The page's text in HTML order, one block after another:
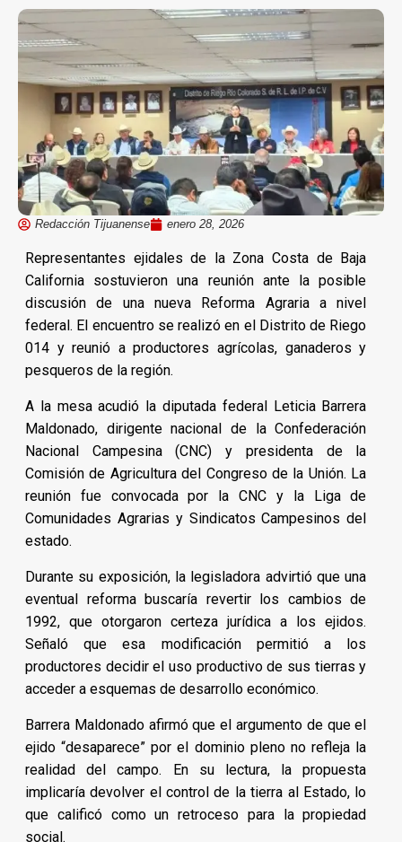
Redacción Tijuanense enero 28, 2026
Representantes ejidales de la Zona Costa de Baja
California sostuvieron una reunión ante la posible
discusión de una nueva Reforma Agraria a nivel
federal. El encuentro se realizó en el Distrito de Riego
014 y reunió a productores agrícolas, ganaderos y
pesqueros de la región.
A la mesa acudió la diputada federal Leticia Barrera
Maldonado, dirigente nacional de la Confederación
Nacional Campesina (CNC) y presidenta de la
Comisión de Agricultura del Congreso de la Unión. La
reunión fue convocada por la CNC y la Liga de
Comunidades Agrarias y Sindicatos Campesinos del
estado.
Durante su exposición, la legisladora advirtió que una
eventual reforma buscaría revertir los cambios de
1992, que otorgaron certeza jurídica a los ejidos.
Señaló que esa modificación permitió a los
productores decidir el uso productivo de sus tierras y
acceder a esquemas de desarrollo económico.
Barrera Maldonado afirmó que el argumento de que el
ejido “desaparece” por el dominio pleno no refleja la
realidad del campo. En su lectura, la propuesta
implicaría devolver el control de la tierra al Estado, lo
que calificó como un retroceso para la propiedad
social.